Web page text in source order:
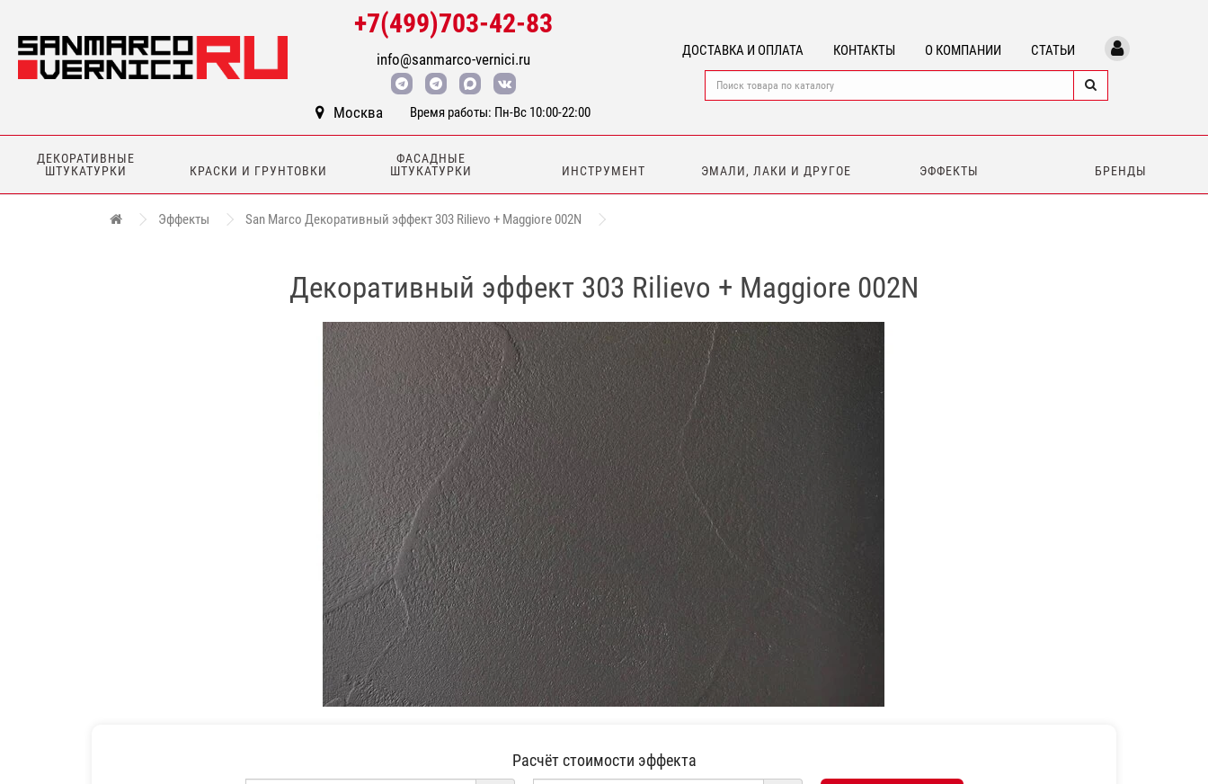
+7(499)703-42-83
info@sanmarco-vernici.ru
Москва Время работы: Пн-Вс 10:00-22:00
ДОСТАВКА И ОПЛАТА КОНТАКТЫ О КОМПАНИИ СТАТЬИ
ДЕКОРАТИВНЫЕ
ШТУКАТУРКИ
КРАСКИ И ГРУНТОВКИ
ФАСАДНЫЕ
ШТУКАТУРКИ
ИНСТРУМЕНТ ЭМАЛИ, ЛАКИ И ДРУГОЕ ЭФФЕКТЫ БРЕНДЫ
Эффекты San Marco Декоративный эффект 303 Rilievo + Maggiore 002N
Декоративный эффект 303 Rilievo + Maggiore 002N
Расчёт стоимости эффекта